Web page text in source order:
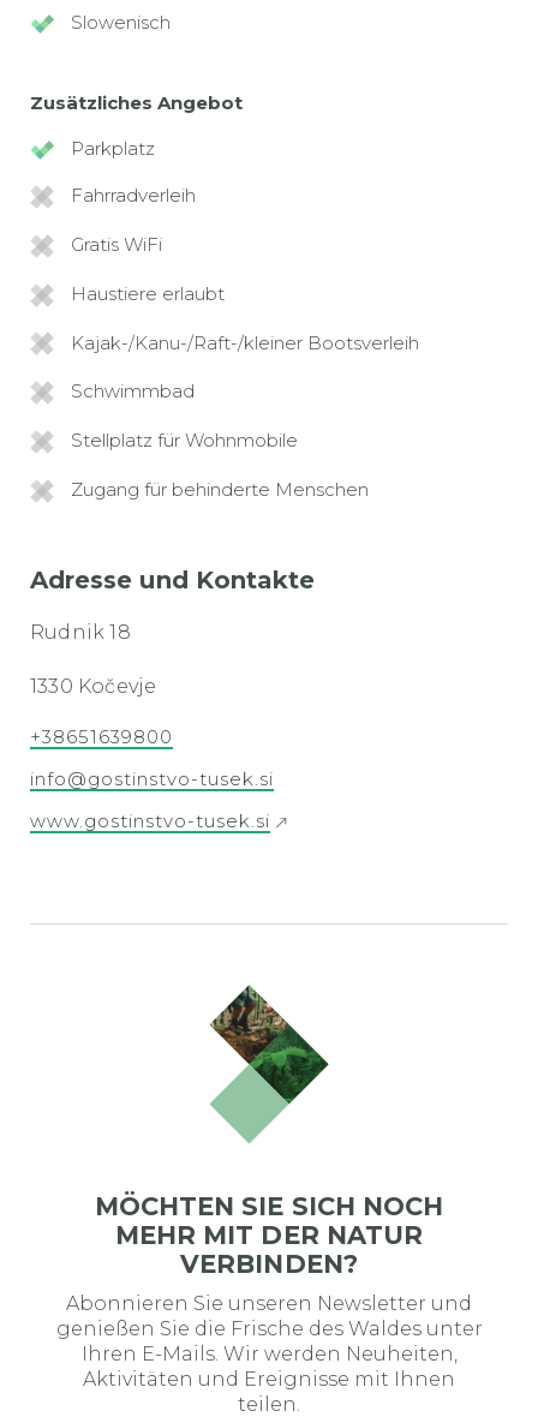
Slowenisch
Zusätzliches Angebot
Parkplatz
Fahrradverleih
Gratis WiFi
Haustiere erlaubt
Kajak-/Kanu-/Raft-/kleiner Bootsverleih
Schwimmbad
Stellplatz für Wohnmobile
Zugang für behinderte Menschen
Adresse und Kontakte
Rudnik 18
1330 Kočevje
+38651639800
info@gostinstvo-tusek.si
www.gostinstvo-tusek.si
MÖCHTEN SIE SICH NOCH
MEHR MIT DER NATUR
VERBINDEN?
Abonnieren Sie unseren Newsletter und
genießen Sie die Frische des Waldes unter
Ihren E-Mails. Wir werden Neuheiten,
Aktivitäten und Ereignisse mit Ihnen
teilen.